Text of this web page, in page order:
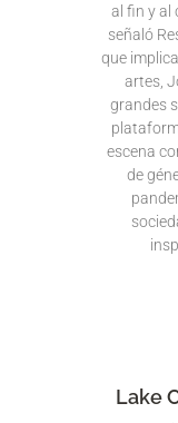
al fin y al
señaló
que
artes,
grandes
escena
de
Lake